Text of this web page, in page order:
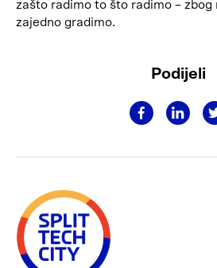
zašto radimo to što radimo – zbog
zajedno gradimo.
Podijeli